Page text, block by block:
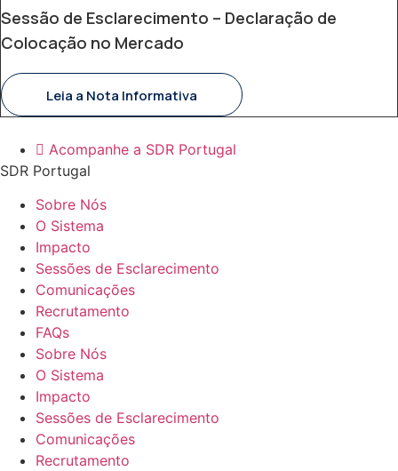
Sessão de Esclarecimento – Declaração de
Colocação no Mercado
Leia a Nota Informativa
Acompanhe a SDR Portugal
SDR Portugal
Sobre Nós
O Sistema
Impacto
Sessões de Esclarecimento
Comunicações
Recrutamento
FAQs
Sobre Nós
O Sistema
Impacto
Sessões de Esclarecimento
Comunicações
Recrutamento